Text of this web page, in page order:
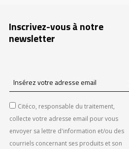
Inscrivez-vous à notre
newsletter
Insérez
votre
adresse
email
Citéco, responsable du traitement,
collecte votre adresse email pour vous
envoyer sa lettre d'information et/ou des
courriels concernant ses produits et son